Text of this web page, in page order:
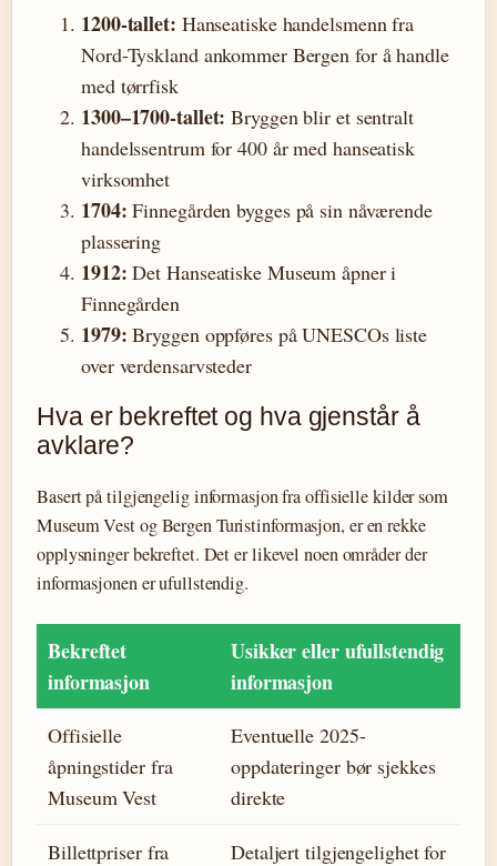
1200-tallet: Hanseatiske handelsmenn fra
Nord-Tyskland ankommer Bergen for å handle
med tørrfisk
1300–1700-tallet: Bryggen blir et sentralt
handelssentrum for 400 år med hanseatisk
virksomhet
1704: Finnegården bygges på sin nåværende
plassering
1912: Det Hanseatiske Museum åpner i
Finnegården
1979: Bryggen oppføres på UNESCOs liste
over verdensarvsteder
Hva er bekreftet og hva gjenstår å
avklare?
Basert på tilgjengelig informasjon fra offisielle kilder som
Museum Vest og Bergen Turistinformasjon, er en rekke
opplysninger bekreftet. Det er likevel noen områder der
informasjonen er ufullstendig.
Bekreftet
informasjon
Usikker eller ufullstendig
informasjon
Offisielle
åpningstider fra
Museum Vest
Eventuelle 2025-
oppdateringer bør sjekkes
direkte
Billettpriser fra
Detaljert tilgjengelighet for